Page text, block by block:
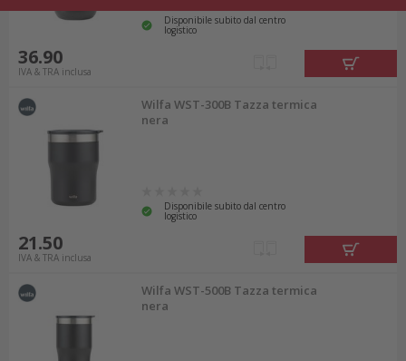
Disponibile subito dal centro
logistico
36.90
IVA & TRA inclusa
Wilfa WST-300B Tazza termica
nera
Disponibile subito dal centro
logistico
21.50
IVA & TRA inclusa
Wilfa WST-500B Tazza termica
nera